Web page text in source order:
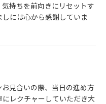
持ちを前向きにリセットす
には心から感謝していま
見合いの際、当日の進め方
レクチャーしていただき大